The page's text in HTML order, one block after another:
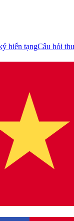
hiến tạngCâu hỏi